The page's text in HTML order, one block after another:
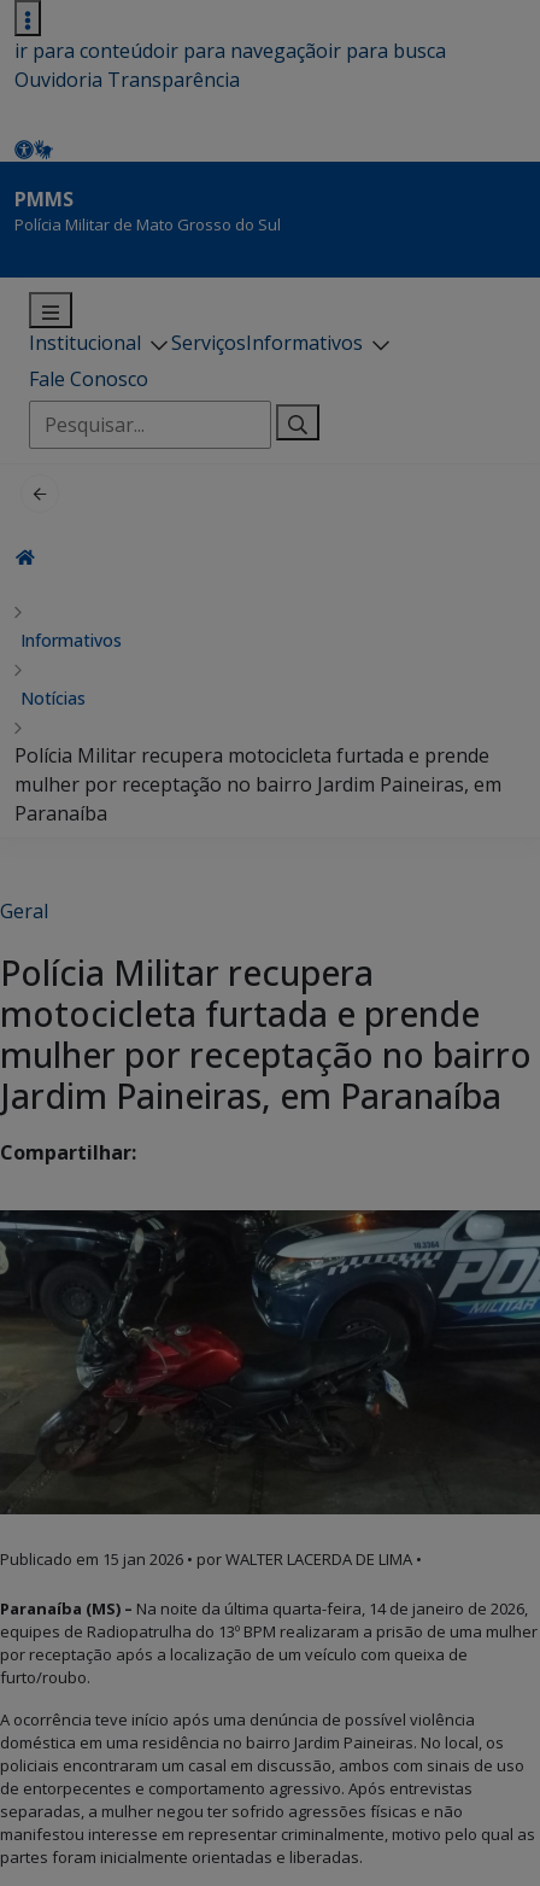
ir para conteúdoir para navegaçãoir para busca
Ouvidoria Transparência
PMMS
Polícia Militar de Mato Grosso do Sul
Institucional ServiçosInformativos
Fale Conosco
Pesquisar
por:
Informativos
Notícias
Polícia Militar recupera motocicleta furtada e prende
mulher por receptação no bairro Jardim Paineiras, em
Paranaíba
Geral
Polícia Militar recupera
motocicleta furtada e prende
mulher por receptação no bairro
Jardim Paineiras, em Paranaíba
Compartilhar:
Publicado em 15 jan 2026 • por WALTER LACERDA DE LIMA •
Paranaíba (MS) – Na noite da última quarta-feira, 14 de janeiro de 2026,
equipes de Radiopatrulha do 13º BPM realizaram a prisão de uma mulher
por receptação após a localização de um veículo com queixa de
furto/roubo.
A ocorrência teve início após uma denúncia de possível violência
doméstica em uma residência no bairro Jardim Paineiras. No local, os
policiais encontraram um casal em discussão, ambos com sinais de uso
de entorpecentes e comportamento agressivo. Após entrevistas
separadas, a mulher negou ter sofrido agressões físicas e não
manifestou interesse em representar criminalmente, motivo pelo qual as
partes foram inicialmente orientadas e liberadas.